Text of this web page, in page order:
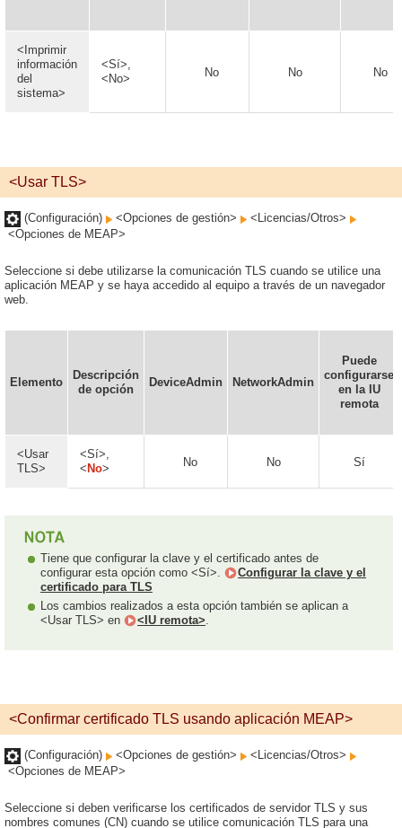
<Imprimir
información
del
sistema>
<Sí>,
<No>
No No No
<Usar TLS>
(Configuración) <Opciones de gestión>
<Licencias/Otros>
<Opciones de MEAP>
Seleccione si debe utilizarse la comunicación TLS cuando se utilice una
aplicación MEAP y se haya accedido al equipo a través de un navegador
web.
Elemento
Descripción
de opción
DeviceAdmin NetworkAdmin
Puede
configurarse
en la IU
remota
<Usar
TLS>
<Sí>,
< No> No No Sí
Tiene que configurar la clave y el certificado antes de
configurar esta opción como <Sí>.
Configurar la clave y el
certificado para TLS
Los cambios realizados a esta opción también se aplican a
<Usar TLS> en
<IU remota>.
<Confirmar certificado TLS usando aplicación MEAP>
(Configuración) <Opciones de gestión>
<Licencias/Otros>
<Opciones de MEAP>
Seleccione si deben verificarse los certificados de servidor TLS y sus
nombres comunes (CN) cuando se utilice comunicación TLS para una